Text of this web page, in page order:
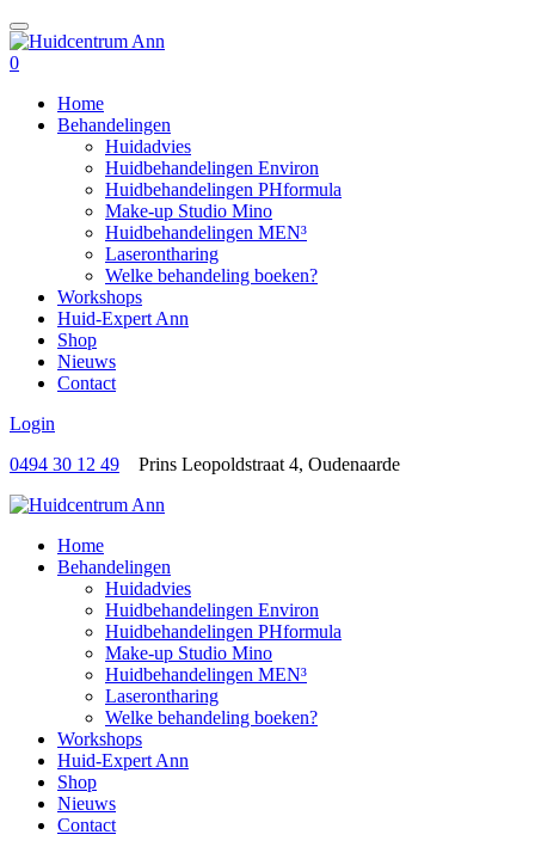
0
Home
Behandelingen
Huidadvies
Huidbehandelingen Environ
Huidbehandelingen PHformula
Make-up Studio Mino
Huidbehandelingen MEN³
Laserontharing
Welke behandeling boeken?
Workshops
Huid-Expert Ann
Shop
Nieuws
Contact
Login
0494 30 12 49
Prins Leopoldstraat 4, Oudenaarde
Home
Behandelingen
Huidadvies
Huidbehandelingen Environ
Huidbehandelingen PHformula
Make-up Studio Mino
Huidbehandelingen MEN³
Laserontharing
Welke behandeling boeken?
Workshops
Huid-Expert Ann
Shop
Nieuws
Contact